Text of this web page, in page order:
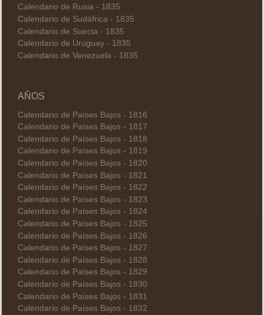
Calendario de Rusia - 1835
Calendario de Sudáfrica - 1835
Calendario de Suecia - 1835
Calendario de Uruguay - 1835
Calendario de Venezuela - 1835
AÑOS
Calendario de Países Bajos - 1816
Calendario de Países Bajos - 1817
Calendario de Países Bajos - 1818
Calendario de Países Bajos - 1819
Calendario de Países Bajos - 1820
Calendario de Países Bajos - 1821
Calendario de Países Bajos - 1822
Calendario de Países Bajos - 1823
Calendario de Países Bajos - 1824
Calendario de Países Bajos - 1825
Calendario de Países Bajos - 1826
Calendario de Países Bajos - 1827
Calendario de Países Bajos - 1828
Calendario de Países Bajos - 1829
Calendario de Países Bajos - 1830
Calendario de Países Bajos - 1831
Calendario de Países Bajos - 1832